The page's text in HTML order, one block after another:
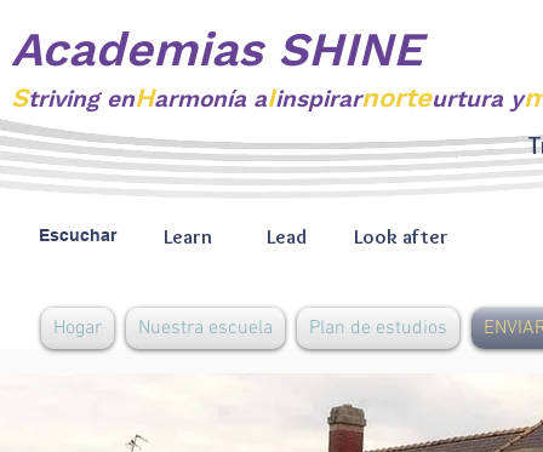
Academias SHINE
Striving enHarmonía aIinspirarnorteurtura y
Escuchar Learn Lead Look after
Hogar Nuestra escuela Plan de estudios